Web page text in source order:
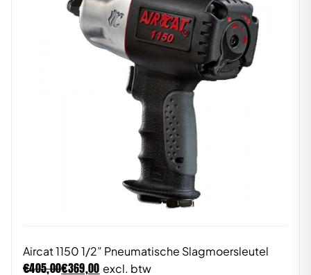
Aircat 1150 1/2” Pneumatische Slagmoersleutel
€405,00€369,00 excl. btw